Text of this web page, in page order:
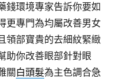
錢環境專家告訴你要如
更專門為均屬改善男女
領部寶貴的去細紋緊緻
助你改善眼部針對眼
關 白頭髮為主色調合急